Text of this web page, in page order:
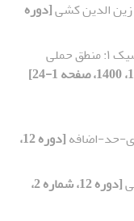
زین الدین کشی[دوره
منطق تطبیقی غیرکلاسیک ۱: منطق حملی
حد-اضافه
[دوره 12،
[دوره 12، شماره 2،